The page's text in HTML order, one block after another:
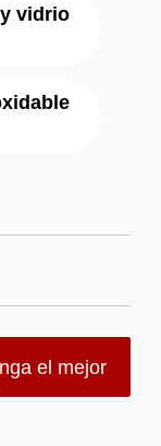
vidrio
el mejor